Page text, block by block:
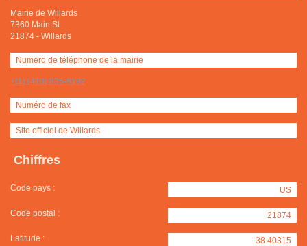
Mairie de Willards
7360 Main St
21874 - Willards
Numero de téléphone de la mairie
+(1) (410) 835-8192
Numéro de fax
Site officiel de Willards
Chiffres
Code pays : US
Code postal : 21874
Latitude : 38.40315